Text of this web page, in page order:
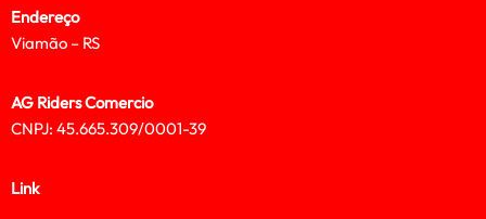
Endereço
Viamão – RS
AG Riders Comercio
CNPJ: 45.665.309/0001-39
Link